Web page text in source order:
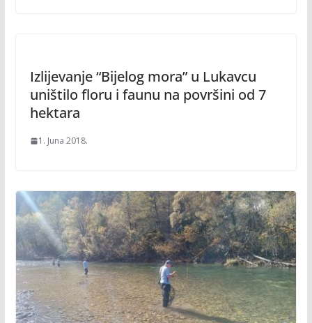
Izlijevanje “Bijelog mora” u Lukavcu
uništilo floru i faunu na površini od 7
hektara
1. Juna 2018.